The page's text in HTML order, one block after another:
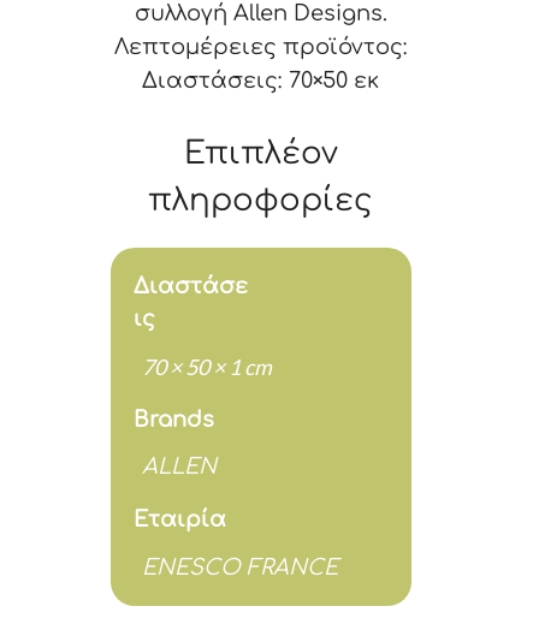
συλλογή Allen Designs.
Λεπτομέρειες προϊόντος:
Διαστάσεις: 70×50 εκ
Επιπλέον
πληροφορίες
Διαστάσε
ις
70 × 50 × 1 cm
Brands
ALLEN
Εταιρία
ENESCO FRANCE